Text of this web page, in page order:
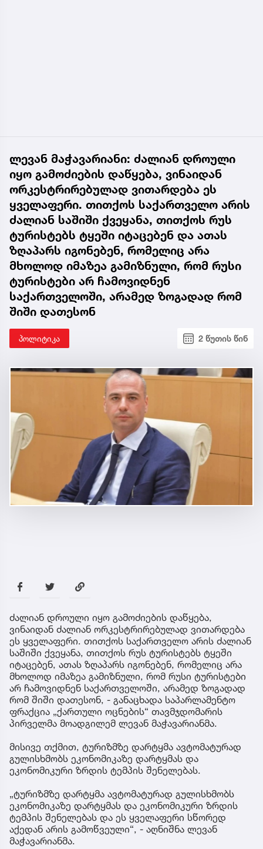
ლევან მაჭავარიანი: ძალიან დროული
იყო გამოძიების დაწყება, ვინაიდან
ორკესტრირებულად ვითარდება ეს
ყველაფერი. თითქოს საქართველო არის
ძალიან საშიში ქვეყანა, თითქოს რუს
ტურისტებს ტყეში იტაცებენ და ათას
ზღაპარს იგონებენ, რომელიც არა
მხოლოდ იმაზეა გამიზნული, რომ რუსი
ტურისტები არ ჩამოვიდნენ
საქართველოში, არამედ ზოგადად რომ
შიში დათესონ
პოლიტიკა 2 წუთის წინ
ძალიან დროული იყო გამოძიების დაწყება,
ვინაიდან ძალიან ორკესტრირებულად ვითარდება
ეს ყველაფერი. თითქოს საქართველო არის ძალიან
საშიში ქვეყანა, თითქოს რუს ტურისტებს ტყეში
იტაცებენ, ათას ზღაპარს იგონებენ, რომელიც არა
მხოლოდ იმაზეა გამიზნული, რომ რუსი ტურისტები
არ ჩამოვიდნენ საქართველოში, არამედ ზოგადად
რომ შიში დათესონ, - განაცხადა საპარლამენტო
ფრაქცია „ქართული ოცნების“ თავმჯდომარის
პირველმა მოადგილემ ლევან მაჭავარიანმა.
მისივე თქმით, ტურიზმზე დარტყმა ავტომატურად
გულისხმობს ეკონომიკაზე დარტყმას და
ეკონომიკური ზრდის ტემპის შენელებას.
„ტურიზმზე დარტყმა ავტომატურად გულისხმობს
ეკონომიკაზე დარტყმას და ეკონომიკური ზრდის
ტემპის შენელებას და ეს ყველაფერი სწორედ
აქედან არის გამოწვეული“, - აღნიშნა ლევან
მაჭავარიანმა.